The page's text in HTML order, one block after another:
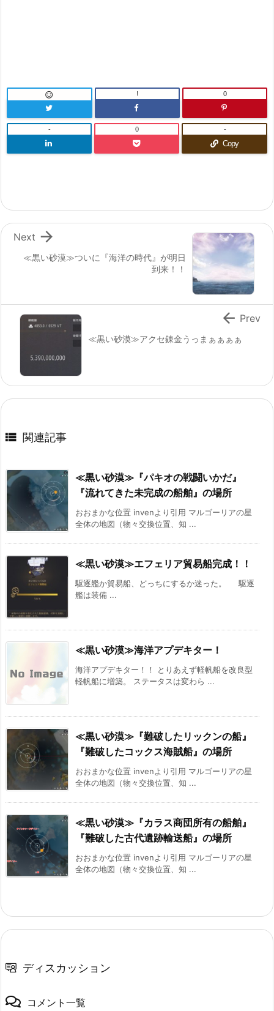
 ! 0
- 0
Copy
-
≪黒い砂漠≫ついに『海洋の時代』が明日
到来！！

Next
≪黒い砂漠≫アクセ錬金うっまぁぁぁぁ
 Prev
 関連記事
≪黒い砂漠≫『パキオの戦闘いかだ』
『流れてきた未完成の船舶』の場所
おおまかな位置 invenより引用 マルゴーリアの星
全体の地図（物々交換位置、知 ...
≪黒い砂漠≫エフェリア貿易船完成！！
駆逐艦か貿易船、どっちにするか迷った。 駆逐
艦は装備 ...
≪黒い砂漠≫海洋アプデキター！
海洋アプデキター！！ とりあえず軽帆船を改良型
軽帆船に増築。 ステータスは変わら ...
≪黒い砂漠≫『難破したリックンの船』
『難破したコックス海賊船』の場所
おおまかな位置 invenより引用 マルゴーリアの星
全体の地図（物々交換位置、知 ...
≪黒い砂漠≫『カラス商団所有の船舶』
『難破した古代遺跡輸送船』の場所
おおまかな位置 invenより引用 マルゴーリアの星
全体の地図（物々交換位置、知 ...
ディスカッション
コメント一覧